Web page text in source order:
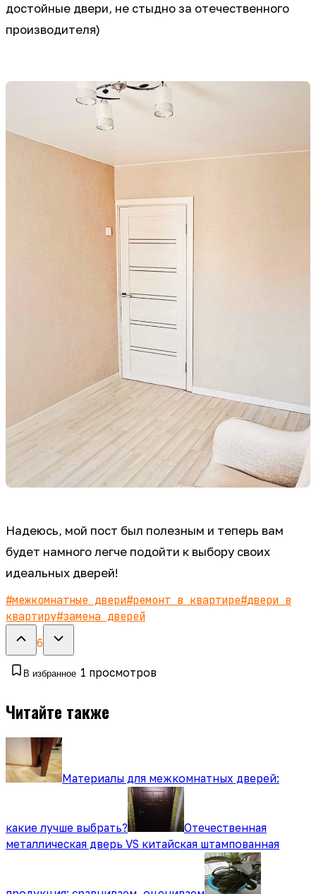
достойные двери, не стыдно за отечественного
производителя)
Надеюсь, мой пост был полезным и теперь вам
будет намного легче подойти к выбору своих
идеальных дверей!
#межкомнатные двери#ремонт в квартире#двери в
квартиру#замена дверей
6
В избранное 1 просмотров
Читайте также
Материалы для межкомнатных дверей:
какие лучше выбрать?
Отечественная
металлическая дверь VS китайская штампованная